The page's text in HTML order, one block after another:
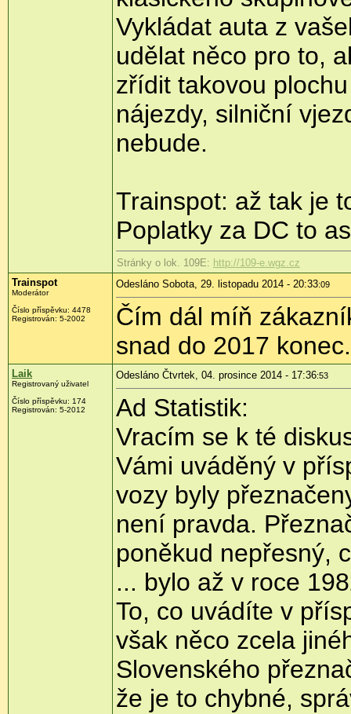
Vykládat auta z
udělat něco pro to,
zřídit takovou
nájezdy, silniční
nebude.
Trainspot: až tak je
Poplatky za DC to
Stránky o lok. 109E: http://109-e.wgz.cz
Trainspot
Moderátor
Číslo příspěvku: 4478
Registrován: 5-2002
Odesláno Sobota, 29. listopadu 2014 - 20:33:09
Čím dál míň
snad do 2017 konec.
Laik
Registrovaný uživatel
Číslo příspěvku: 174
Registrován: 5-2012
Odesláno Čtvrtek, 04. prosince 2014 - 17:36:53
Ad Statistik:
Vracím se k té
Vámi uváděný v
vozy byly
není pravda.
poněkud nepřesný,
... bylo až v roce
To, co uvádíte v
však něco zcela
Slovenského
že je to chybné,